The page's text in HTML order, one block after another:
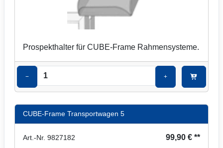
Prospekthalter für CUBE-Frame Rahmensysteme.
− +
CUBE-Frame Transportwagen 5
Art.-Nr. 9827182 99,90 € **